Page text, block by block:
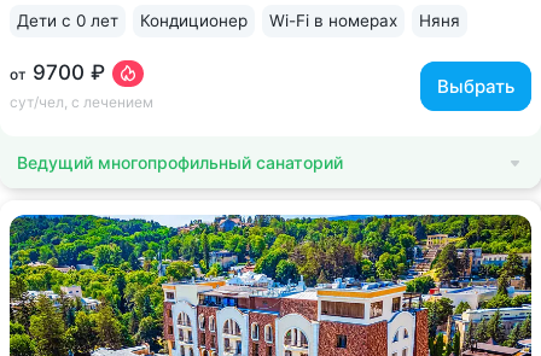
от 9700 ₽
сут/чел, с лечением
Выбрать
Дети с 0 лет Кондиционер Wi-Fi в номерах Няня
ещё 6
Ведущий многопрофильный санаторий